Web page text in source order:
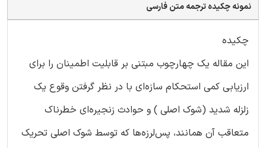
نمونه چکیده ترجمه متن فارسی
چکیده
این مقاله یک چهارچوب مبتنی بر قابلیت اطمینان را برای
ارزیابی کمی استحکام سازه‌ای با در نظر گرفتن وقوع یک
زلزله شدید (شوک اصلی ) و حوادث زنجیره‌ای خطرناک
متعاقب آن همانند، پس‌لرزه‌ها که توسط شوک اصلی تحریک